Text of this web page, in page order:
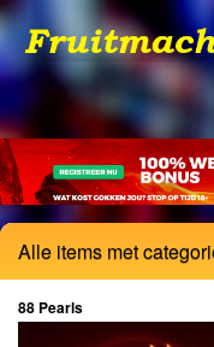
Alle items met
88 Pearls